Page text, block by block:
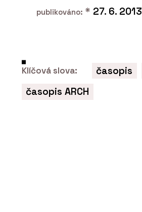
publikováno: * 27. 6. 2013
Klíčová slova: časopis
časopis ARCH